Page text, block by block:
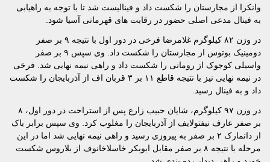
وانکزا از مجارستان را شکست داد و فینالیست شد تا با توجه به راهیابی
به فینال مدعی اصلی حضور در رقابت های قهرمانی آسیا شود.
در وزن ۸۲ کیلوگرم غلامرضا فرخی در دور اول با نتیجه ۹ بر صفر
دومینیک بوتوس از مجارستان را شکست داد. وی سپس ۹ بر صفر
واسیلی کوجوک از رومانی را شکست داد و راهی نیمه نهایی شد. فرخی
در نیمه نهایی نیز با نتیجه قاطع ۱۱ بر ۳ قربان اف از آذربایجان را شکست
داد و به فینال رسید.
در وزن ۹۷ کیلوگرم، شایان حبیب زارع پس از استراحت در دور اول، ۸
بر صفر عارف نیفتولایف از آذربایجان را مغلوب کرد. وی سپس برابر باک
از دانمارک ۲ بر صفر به پیروزی رسید و راهی نیمه نهایی شد اما در این
مرحله با نتیجه ۸ بر صفر مقابل ابوبکر خاسلاخانوف از بلاروس شکست